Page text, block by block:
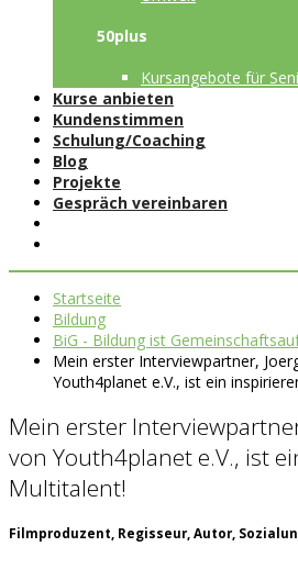
50plus
Kursangebote für
Kurse anbieten
Kundenstimmen
Schulung/Coaching
Blog
Projekte
Gespräch vereinbaren
Startseite
Bildung
BiG - Bildung ist
Mein erster Interviewpartner,
Youth4planet e.V., ist ein
Mein erster
von Youth4planet e.V., ist
Multitalent!
Filmproduzent, Regisseur, Autor,